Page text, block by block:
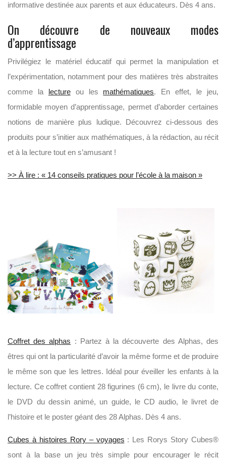
informative destinée aux parents et aux éducateurs. Dès 4 ans.
On découvre de nouveaux modes
d’apprentissage
Privilégiez le matériel éducatif qui permet la manipulation et
l’expérimentation, notamment pour des matières très abstraites
comme la lectureou les mathématiques. En effet, le jeu,
formidable moyen d’apprentissage, permet d’aborder certaines
notions de manière plus ludique. Découvrez ci-dessous des
produits pour s’initier aux mathématiques, à la rédaction, au récit
et à la lecture tout en s’amusant !
>> À lire : « 14 conseils pratiques pour l’école à la maison »
Coffret des alphas : Partez à la découverte des Alphas, des
êtres qui ont la particularité d’avoir la même forme et de produire
le même son que les lettres. Idéal pour éveiller les enfants à la
lecture. Ce coffret contient 28 figurines (6 cm), le livre du conte,
le DVD du dessin animé, un guide, le CD audio, le livret de
l’histoire et le poster géant des 28 Alphas. Dès 4 ans.
Cubes à histoires Rory – voyages : Les Rorys Story Cubes®
sont à la base un jeu très simple pour encourager le récit